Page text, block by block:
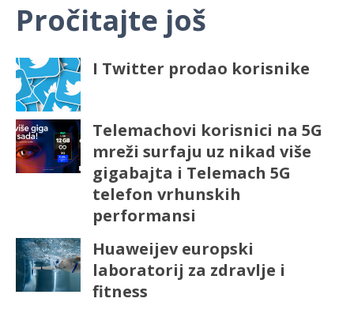
Pročitajte još
I Twitter prodao korisnike
Telemachovi korisnici na 5G
mreži surfaju uz nikad više
gigabajta i Telemach 5G
telefon vrhunskih
performansi
Huaweijev europski
laboratorij za zdravlje i
fitness